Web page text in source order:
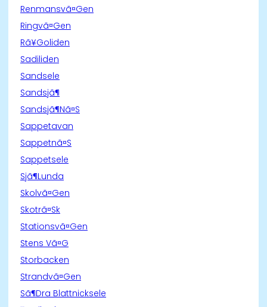
Renmansvã¤Gen
Ringvã¤Gen
Rã¥Goliden
Sadiliden
Sandsele
Sandsjã¶
Sandsjã¶Nã¤S
Sappetavan
Sappetnã¤S
Sappetsele
Sjã¶Lunda
Skolvã¤Gen
Skotrã¤Sk
Stationsvã¤Gen
Stens Vã¤G
Storbacken
Strandvã¤Gen
Sã¶Dra Blattnicksele